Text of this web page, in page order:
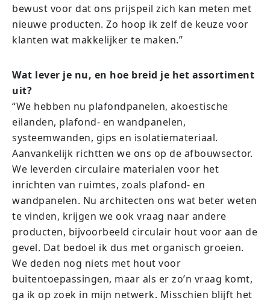
bewust voor dat ons prijspeil zich kan meten met
nieuwe producten. Zo hoop ik zelf de keuze voor
klanten wat makkelijker te maken.”
Wat lever je nu, en hoe breid je het assortiment
uit?
“We hebben nu plafondpanelen, akoestische
eilanden, plafond- en wandpanelen,
systeemwanden, gips en isolatiemateriaal.
Aanvankelijk richtten we ons op de afbouwsector.
We leverden circulaire materialen voor het
inrichten van ruimtes, zoals plafond- en
wandpanelen. Nu architecten ons wat beter weten
te vinden, krijgen we ook vraag naar andere
producten, bijvoorbeeld circulair hout voor aan de
gevel. Dat bedoel ik dus met organisch groeien.
We deden nog niets met hout voor
buitentoepassingen, maar als er zo’n vraag komt,
ga ik op zoek in mijn netwerk. Misschien blijft het